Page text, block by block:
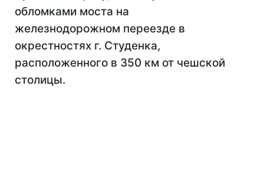
обломками моста на
железнодорожном переезде в
окрестностях г. Студенка,
расположенного в 350 км от чешской
столицы.